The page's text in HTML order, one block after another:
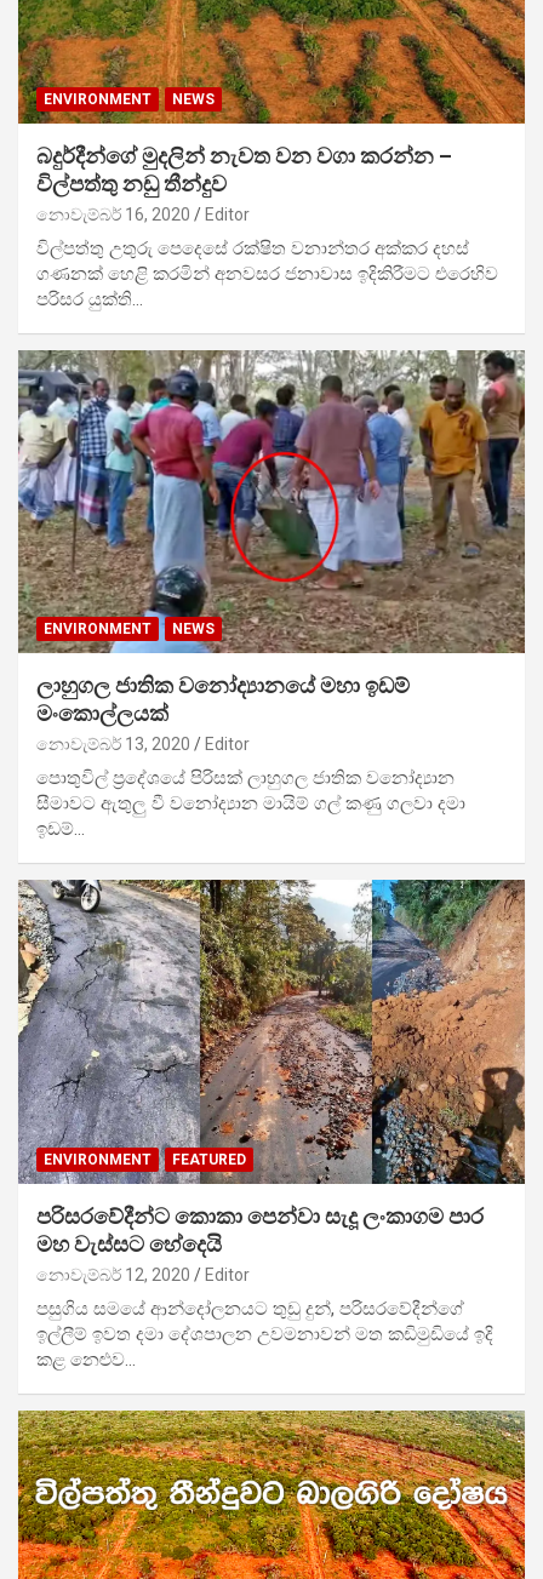
ENVIRONMENT NEWS
බදුර්දීන්ගේ මුදලින් නැවත වන වගා කරන්න –
විල්පත්තු නඩු තීන්දුව
නොවැම්බර් 16, 2020 Editor
විල්පත්තු උතුරු පෙදෙසේ රක්ෂිත වනාන්තර අක්කර දහස්
ගණනක් හෙළි කරමින් අනවසර ජනාවාස ඉදිකිරීමට එරෙහිව
පරිසර යුක්ති…
ENVIRONMENT NEWS
ලාහුගල ජාතික වනෝද්‍යානයේ මහා ඉඩම්
මංකොල්ලයක්
නොවැම්බර් 13, 2020 Editor
පොතුවිල් ප්‍රදේශයේ පිරිසක් ලාහුගල ජාතික වනෝද්‍යාන
සීමාවට ඇතුලු වී වනෝද්‍යාන මායිම් ගල් කණු ගලවා දමා
ඉඩම්…
ENVIRONMENT FEATURED
පරිසරවේදීන්ට කොකා පෙන්වා සැදූ ලංකාගම පාර
මහ වැස්සට හේදෙයි
නොවැම්බර් 12, 2020 Editor
පසුගිය සමයේ ආන්දෝලනයට තුඩු දුන්, පරිසරවේදීන්ගේ
ඉල්ලීම් ඉවත දමා දේශපාලන උවමනාවන් මත කඩිමුඩියේ ඉදි
කළ නෙළුව…